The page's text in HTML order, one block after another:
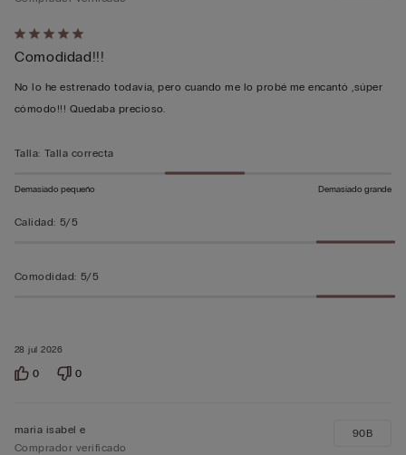
Calificación
de
5
sobre
28 jul 2026
Comodidad!!!
No lo he estrenado todavía, pero cuando me lo probé me encantó ,súper
cómodo!!! Quedaba precioso.
Talla: Talla correcta
Demasiado pequeño Demasiado grande
Calidad: 5/5
Comodidad: 5/5
0 0
maria isabel e
Comprador verificado
90B